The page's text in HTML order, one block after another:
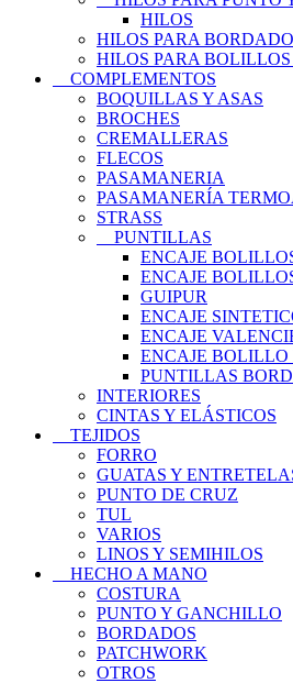
HILOS
HILOS PARA
HILOS PARA
COMPLEMENTOS
BOQUILLAS Y ASAS
BROCHES
CREMALLERAS
FLECOS
PASAMANERIA
PASAMANERÍA
STRASS
PUNTILLAS
ENCAJE
ENCAJE
GUIPUR
ENCAJE
ENCAJE
ENCAJE BOLILLO
PUNTILLAS
INTERIORES
CINTAS Y ELÁSTICOS
TEJIDOS
FORRO
GUATAS Y
PUNTO DE CRUZ
TUL
VARIOS
LINOS Y SEMIHILOS
HECHO A MANO
COSTURA
PUNTO Y GANCHILLO
BORDADOS
PATCHWORK
OTROS